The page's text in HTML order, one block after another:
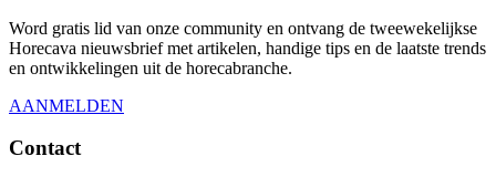
Word gratis lid van onze community en ontvang de tweewekelijkse
Horecava nieuwsbrief met artikelen, handige tips en de laatste trends
en ontwikkelingen uit de horecabranche.
AANMELDEN
Contact